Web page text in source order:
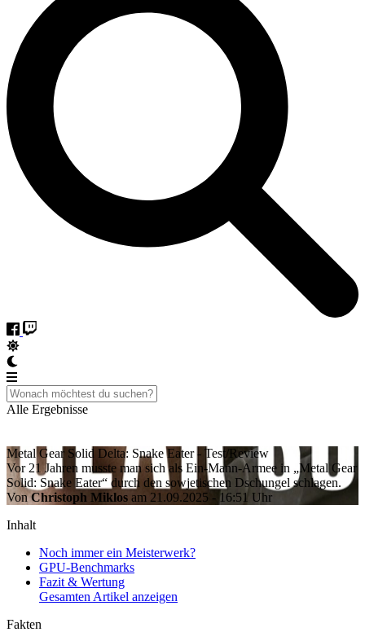
Alle Ergebnisse
Metal Gear Solid Delta: Snake Eater - Test/Review
Vor 21 Jahren musste man sich als Ein-Mann-Armee in „Metal Gear
Solid: Snake Eater“ durch den sowjetischen Dschungel schlagen.
VonChristoph Miklos am 21.09.2025 - 16:51 Uhr
Inhalt
Noch immer ein Meisterwerk?
GPU-Benchmarks
Fazit & Wertung
Gesamten Artikel anzeigen
Fakten